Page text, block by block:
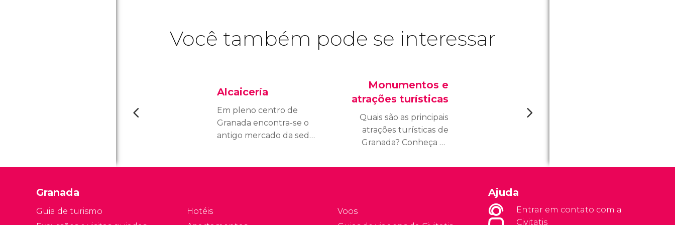
Você também pode se interessar
Alcaicería
Em pleno centro de
Granada encontra-se o
antigo mercado da seda,
Monumentos e
atrações turísticas
Quais são as principais
atrações turísticas de
Granada? Conheça os
da cidade e não perca
Granada
Guia de turismo
Hotéis
Voos
Ajuda
Entrar em contato com a
Civitatis